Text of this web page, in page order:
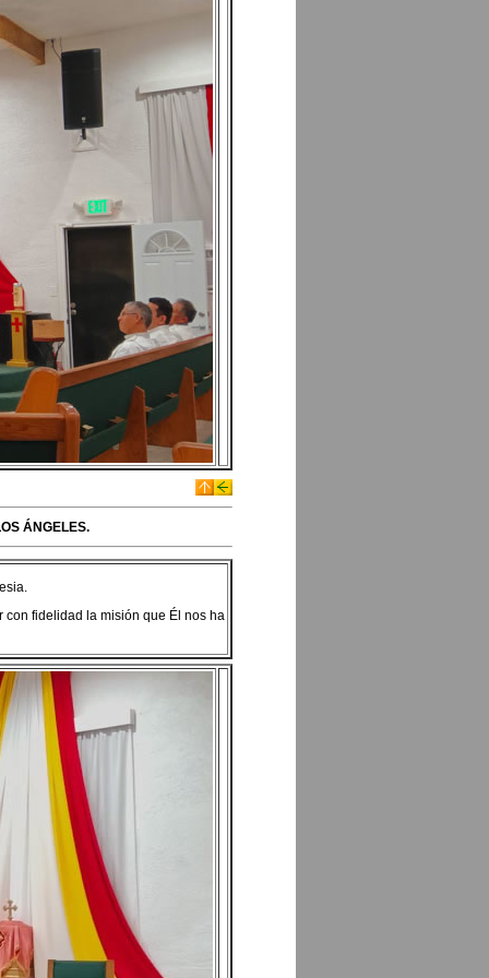
ÁNGELES.
con fidelidad la misión que Él nos ha